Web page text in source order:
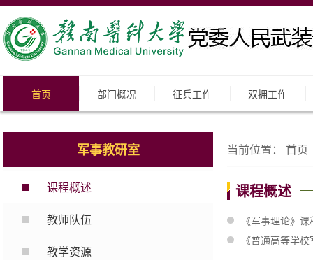
首页 部门概况 征兵工作 双拥工作
军事教研室
课程概述
教师队伍
教学资源
当前位置： 首页
课程概述
《军事理论》
《普通高等学